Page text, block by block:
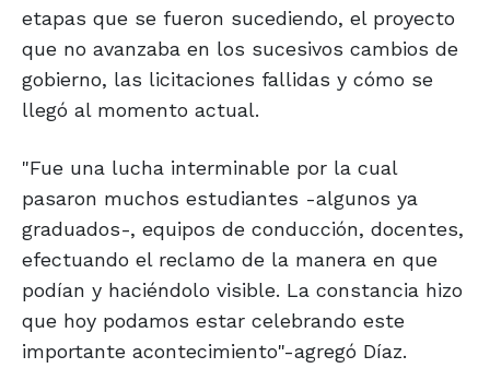
etapas que se fueron sucediendo, el proyecto
que no avanzaba en los sucesivos cambios de
gobierno, las licitaciones fallidas y cómo se
llegó al momento actual.
"Fue una lucha interminable por la cual
pasaron muchos estudiantes -algunos ya
graduados-, equipos de conducción, docentes,
efectuando el reclamo de la manera en que
podían y haciéndolo visible. La constancia hizo
que hoy podamos estar celebrando este
importante acontecimiento"-agregó Díaz.